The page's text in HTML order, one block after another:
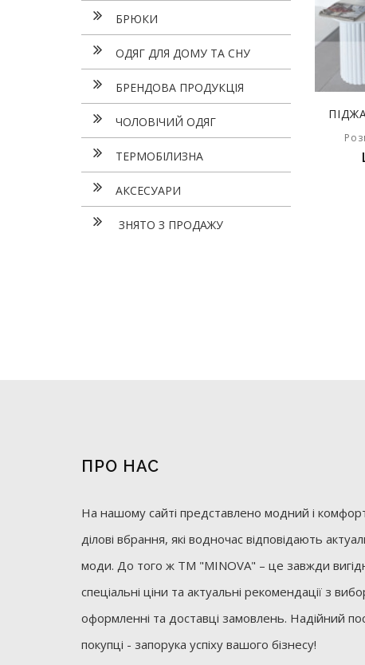
БРЮКИ
ОДЯГ ДЛЯ ДОМУ ТА СНУ
БРЕНДОВА ПРОДУКЦІЯ
ЧОЛОВІЧИЙ ОДЯГ
ТЕРМОБІЛИЗНА
АКСЕСУАРИ
ЗНЯТО З ПРОДАЖУ
ПРО НАС
На нашому сайті представлено модний і
ділові вбрання, які водночас відповідають
моди. До того ж ТМ "MINOVA" – це завжди
спеціальні ціни та актуальні рекомендації з
оформленні та доставці замовлень. Надійний
покупці - запорука успіху вашого бізнесу!